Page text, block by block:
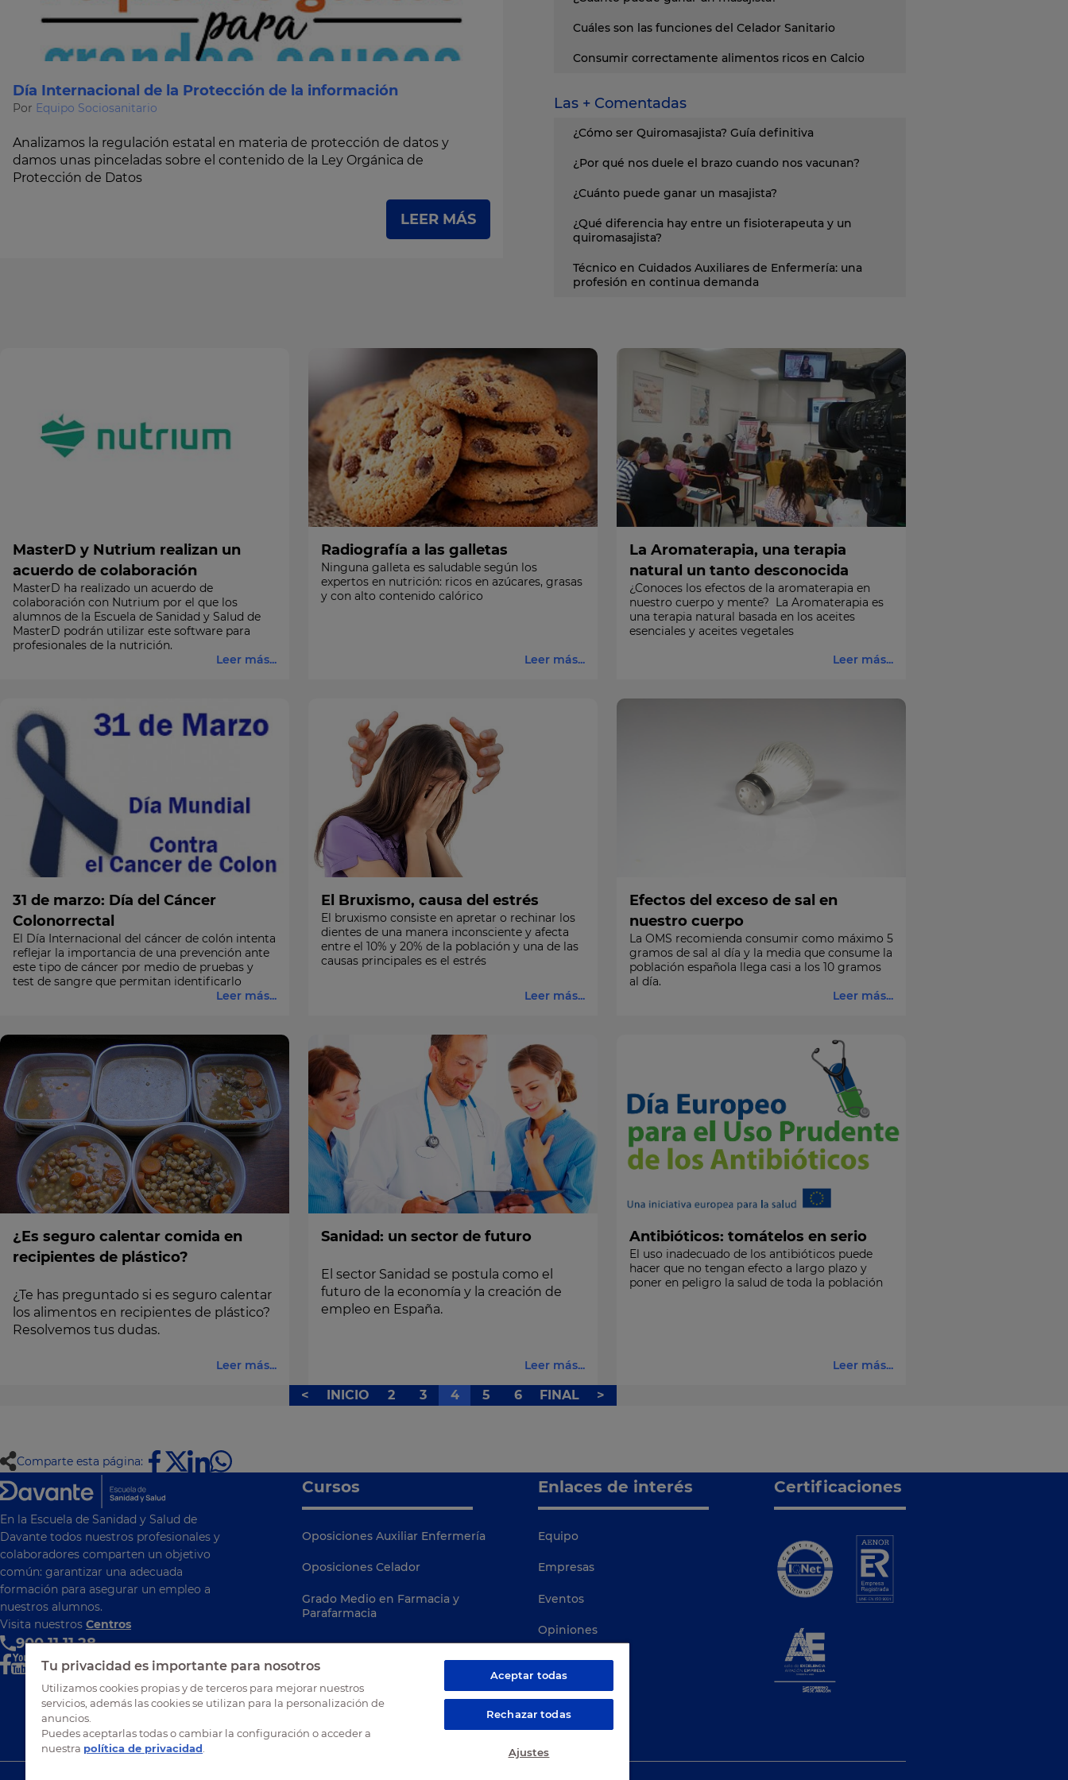
Día Internacional de la Protección de la información
Por Equipo Sociosanitario
Analizamos la regulación estatal en materia de protección de datos y
damos unas pinceladas sobre el contenido de la Ley Orgánica de
Protección de Datos
LEER MÁS
Cuáles son las funciones del Celador Sanitario
Consumir correctamente alimentos ricos en Calcio
Las + Comentadas
¿Cómo ser Quiromasajista? Guía definitiva
¿Por qué nos duele el brazo cuando nos vacunan?
¿Cuánto puede ganar un masajista?
¿Qué diferencia hay entre un fisioterapeuta y un
quiromasajista?
Técnico en Cuidados Auxiliares de Enfermería: una
profesión en continua demanda
MasterD y Nutrium realizan un
acuerdo de colaboración
MasterD ha realizado un acuerdo de
colaboración con Nutrium por el que los
alumnos de la Escuela de Sanidad y Salud de
MasterD podrán utilizar este software para
profesionales de la nutrición.
Leer más...
Radiografía a las galletas
Ninguna galleta es saludable según los
expertos en nutrición: ricos en azúcares, grasas
y con alto contenido calórico
Leer más...
La Aromaterapia, una terapia
natural un tanto desconocida
¿Conoces los efectos de la aromaterapia en
nuestro cuerpo y mente? La Aromaterapia es
una terapia natural basada en los aceites
esenciales y aceites vegetales
Leer más...
31 de marzo: Día del Cáncer
Colonorrectal
El Día Internacional del cáncer de colón intenta
reflejar la importancia de una prevención ante
este tipo de cáncer por medio de pruebas y
test de sangre que permitan identificarlo
Leer más...
El Bruxismo, causa del estrés
El bruxismo consiste en apretar o rechinar los
dientes de una manera inconsciente y afecta
entre el 10% y 20% de la población y una de las
causas principales es el estrés
Leer más...
Efectos del exceso de sal en
nuestro cuerpo
La OMS recomienda consumir como máximo 5
gramos de sal al día y la media que consume la
población española llega casi a los 10 gramos
al día.
Leer más...
¿Es seguro calentar comida en
recipientes de plástico?
¿Te has preguntado si es seguro calentar
los alimentos en recipientes de plástico?
Resolvemos tus dudas.
Leer más...
Sanidad: un sector de futuro
El sector Sanidad se postula como el
futuro de la economía y la creación de
empleo en España.
Leer más...
Antibióticos: tomátelos en serio
El uso inadecuado de los antibióticos puede
hacer que no tengan efecto a largo plazo y
poner en peligro la salud de toda la población
Leer más...
< INICIO 2 3 4 5 6 FINAL >
Comparte esta página:
En la Escuela de Sanidad y Salud de
Davante todos nuestros profesionales y
colaboradores comparten un objetivo
común: garantizar una adecuada
formación para asegurar un empleo a
nuestros alumnos.
Visita nuestros Centros
900 11 11 28
Cursos
Oposiciones Auxiliar Enfermería
Oposiciones Celador
Grado Medio en Farmacia y
Parafarmacia
Enlaces de interés
Equipo
Empresas
Eventos
Opiniones
Blog
MasterD
Certificaciones
Tu privacidad es importante para nosotros
Utilizamos cookies propias y de terceros para mejorar nuestros
servicios, además las cookies se utilizan para la personalización de
anuncios.
Puedes aceptarlas todas o cambiar la configuración o acceder a
nuestra política de privacidad
Aceptar todas
Rechazar todas
Ajustes